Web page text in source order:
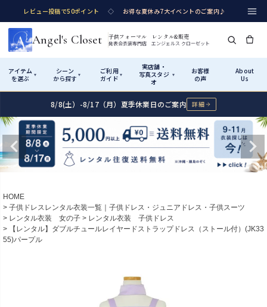
レビュー投稿で50ポイント ◇ お得な夏休み7大イベントのご案内♪
Angel's Closet 子供フォーマル レンタル&販売
発表会衣装専門店 エンジェルス クローゼット
アイテム
を選ぶ
▾
シーン
から探す ▾
ご利用
ガイド ▾
実店舗・
写真スタジ
オ
▾
お客様
の声
About
Us
Shop by Category アイテムから探す
カテゴリ詳細→ サイズで選ぶ →
Rentalレンタル
Shop by Occasion シーンから探す
性別・サイズで絞り込む→
発表会・コンクール 結婚式
How It Works ご利用ガイド
Startはじめに
01
02 サイズの選び方
測り方と目安
Visit Us 実店舗・写真スタジオ
8/8(土）-8/17（月）夏季休業日のご案内 詳細
HOME
子供ドレスレンタル衣装一覧｜子供ドレス・ジュニアドレス・子供スーツ
レンタル衣装 女の子
レンタル衣装 子供ドレス
【レンタル】ダブルチュールレイヤードストラップドレス（ストール付）(JK33
55)パープル